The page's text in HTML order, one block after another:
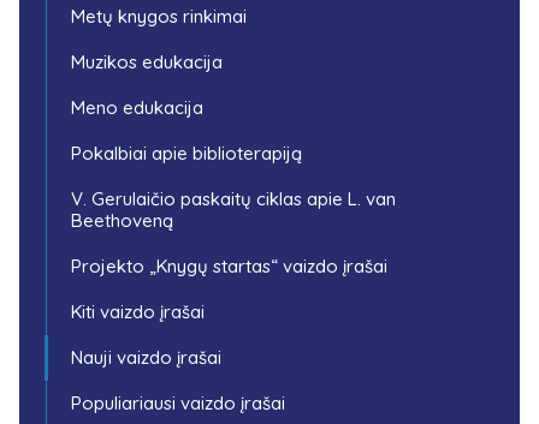
Metų knygos rinkimai
Muzikos edukacija
Meno edukacija
Pokalbiai apie biblioterapiją
V. Gerulaičio paskaitų ciklas apie L. van
Beethoveną
Projekto „Knygų startas“ vaizdo įrašai
Kiti vaizdo įrašai
Nauji vaizdo įrašai
Populiariausi vaizdo įrašai